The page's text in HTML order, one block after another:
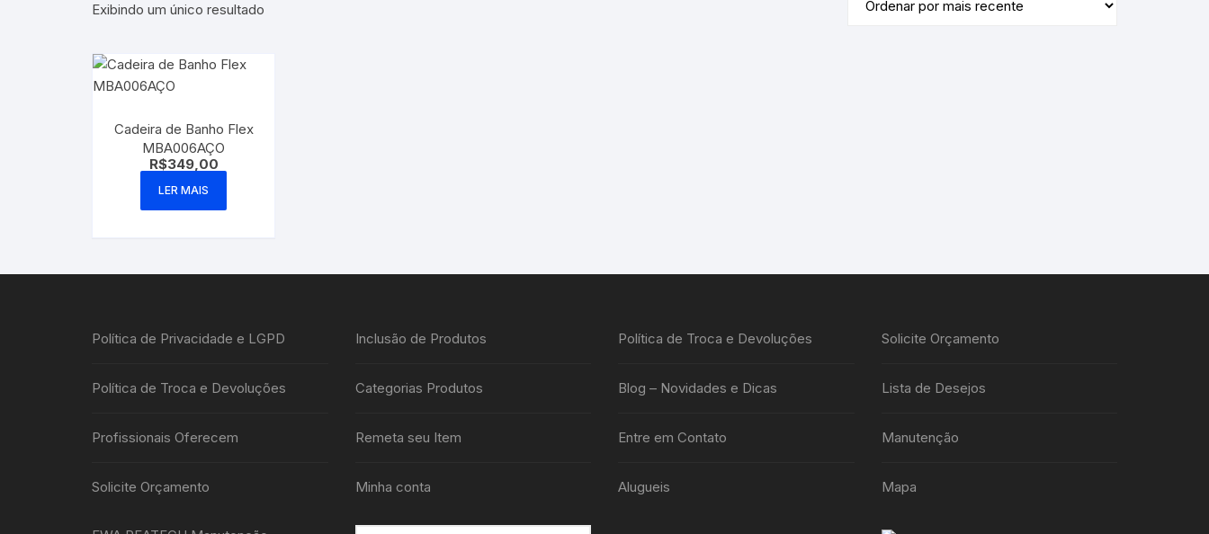
Exibindo um único resultado
Cadeira de Banho Flex
MBA006AÇO
R$349,00
LER MAIS
Política de Privacidade e LGPD
Política de Troca e Devoluções
Profissionais Oferecem
Solicite Orçamento
Inclusão de Produtos
Categorias Produtos
Remeta seu Item
Minha conta
Política de Troca e Devoluções
Blog – Novidades e Dicas
Entre em Contato
Alugueis
Solicite Orçamento
Lista de Desejos
Manutenção
Mapa